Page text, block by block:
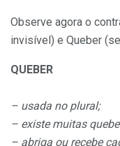
Observe agora o
invisível) e Queber
QUEBER
– usada no plural;
– existe muitas
– abriga ou recebe